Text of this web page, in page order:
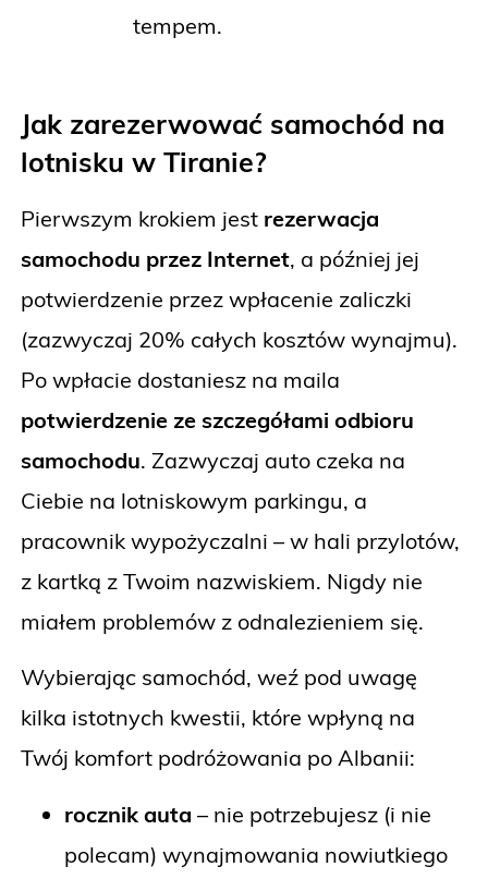
tempem.
Jak zarezerwować samochód na
lotnisku w Tiranie?
Pierwszym krokiem jest rezerwacja
samochodu przez Internet, a później jej
potwierdzenie przez wpłacenie zaliczki
(zazwyczaj 20% całych kosztów wynajmu).
Po wpłacie dostaniesz na maila
potwierdzenie ze szczegółami odbioru
samochodu. Zazwyczaj auto czeka na
Ciebie na lotniskowym parkingu, a
pracownik wypożyczalni – w hali przylotów,
z kartką z Twoim nazwiskiem. Nigdy nie
miałem problemów z odnalezieniem się.
Wybierając samochód, weź pod uwagę
kilka istotnych kwestii, które wpłyną na
Twój komfort podróżowania po Albanii:
rocznik auta – nie potrzebujesz (i nie
polecam) wynajmowania nowiutkiego